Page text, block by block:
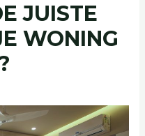
JUISTE
WONING